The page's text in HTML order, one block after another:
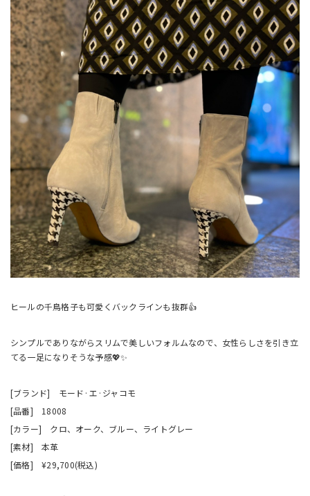
ヒールの千鳥格子も可愛くバックラインも抜群👍
シンプルでありながらスリムで美しいフォルムなので、女性らしさを引き立
てる一足になりそうな予感💖✨
[ブランド] モード·エ·ジャコモ
[品番] 18008
[カラー] クロ、オーク、ブルー、ライトグレー
[素材] 本革
[価格] ¥29,700(税込)